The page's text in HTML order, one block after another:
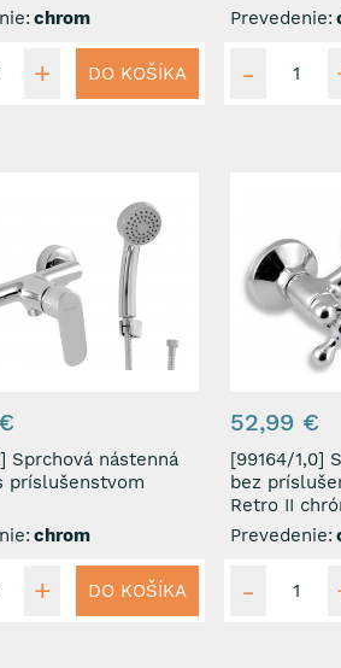
chrom
DO KOŠÍKA
Prevedenie:
príslušenstvom
chrom
DO KOŠÍKA
52,99 €
[99164/1,0] Sprchová batéria
bez
Retro II
Prevedenie: